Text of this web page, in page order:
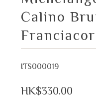
Calino
ITS000019
HK$330.00